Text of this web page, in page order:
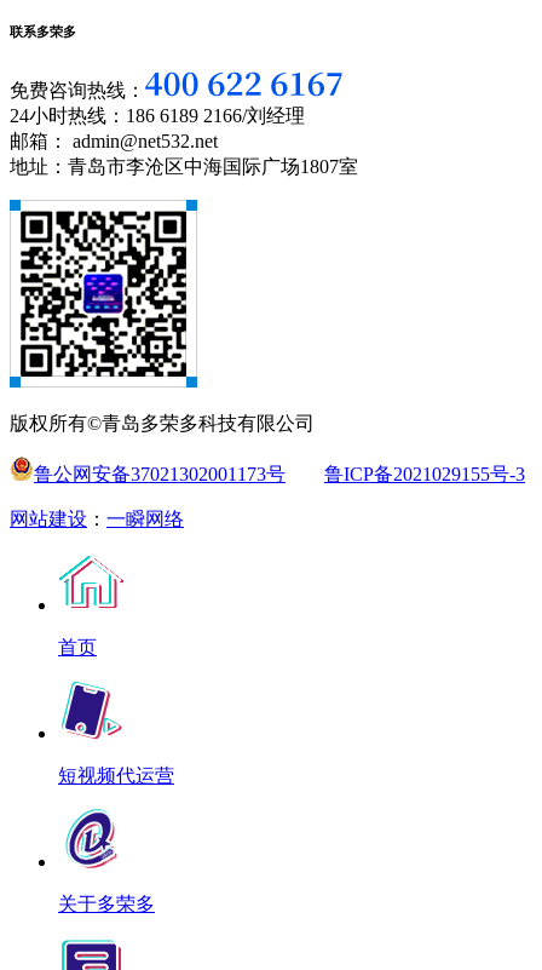
联系多荣多
免费咨询热线：
24小时热线：186 6189 2166/刘经理
邮箱： admin@net532.net
地址：青岛市李沧区中海国际广场1807室
版权所有©青岛多荣多科技有限公司
鲁公网安备37021302001173号 鲁ICP备2021029155号-3
网站建设 ： 一瞬网络
首页
短视频代运营
关于多荣多